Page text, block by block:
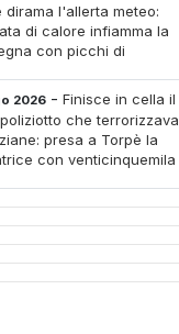
dirama l'allerta meteo:
di calore infiamma la
con picchi di
2026 - Finisce in cella il
che terrorizzava
presa a Torpè la
con venticinquemila